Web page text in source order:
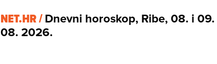
NET.HR /Dnevni horoskop, Ribe, 08. i 09.
08. 2026.